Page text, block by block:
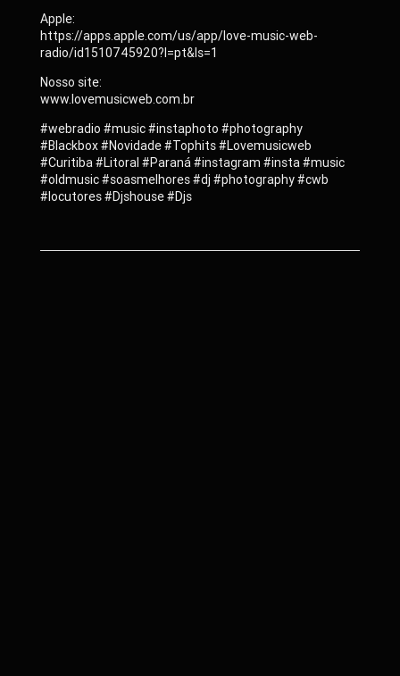
Apple:
https://apps.apple.com/us/app/love-music-web-
radio/id1510745920?l=pt&ls=1
Nosso site:
www.lovemusicweb.com.br
#webradio #music #instaphoto #photography
#Blackbox #Novidade #Tophits #Lovemusicweb
#Curitiba #Litoral #Paraná #instagram #insta #music
#oldmusic #soasmelhores #dj #photography #cwb
#locutores #Djshouse #Djs